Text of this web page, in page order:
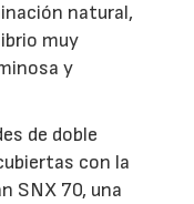
natural,
muy
y
de doble
con la
SNX 70, una